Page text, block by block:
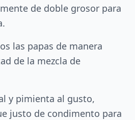
de doble grosor para
las papas de manera
de la mezcla de
y pimienta al gusto,
justo de condimento para